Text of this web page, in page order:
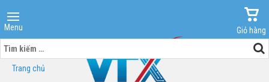
Menu
Giỏ hàng
Tìm
kiếm
cho:Trang chủ